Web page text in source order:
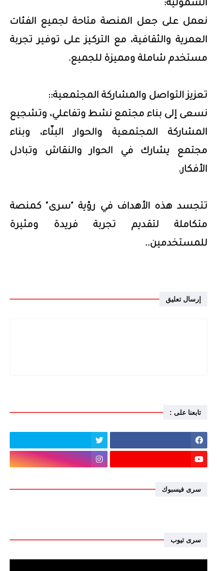
الشمولية:
نعمل على جعل المنصة متاحة لجميع الفئات
العمرية والثقافية، مع التركيز على توفير تجربة
مستخدم شاملة ومميزة للجميع.
تعزيز التواصل والمشاركة المجتمعية::
نسعى إلى بناء مجتمع نشط وتفاعلي، وتشجيع
المشاركة المجتمعية والحوار البنّاء، وبناء
مجتمع يشارك في الحوار والنقاش وتبادل
الأفكار.
تتجسد هذه الأهداف في رؤية "سرى" كمنصة
متكاملة لتقديم تجربة فريدة ومثيرة
للمستخدمين..
إرسال تعليق
تابعنا على :
سرى فيسبوك
سرى تيوب